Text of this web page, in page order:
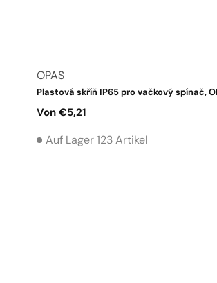
OPAS
Plastová skříň IP65 pro vačkový spínač,
Normaler
Von €5,21
Auf Lager 123 Artikel